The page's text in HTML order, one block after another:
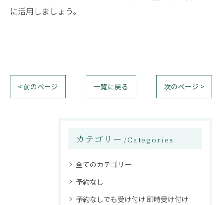
に活用しましょう。
< 前のページ 一覧に戻る 次のページ >
カテゴリー Categories
全てのカテゴリー
予約なし
予約なしでも受け付け 即時受け付け